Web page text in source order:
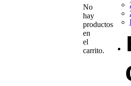
No
hay
productos
en
el
carrito.